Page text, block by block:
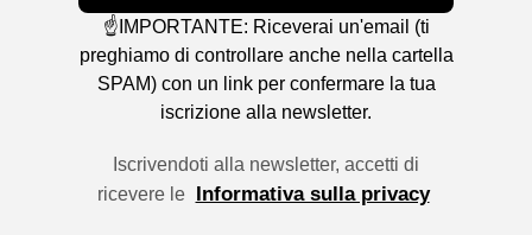
☝️IMPORTANTE: Riceverai un'email (ti
preghiamo di controllare anche nella cartella
SPAM) con un link per confermare la tua
iscrizione alla newsletter.
Iscrivendoti alla newsletter, accetti di
ricevere le Informativa sulla privacy